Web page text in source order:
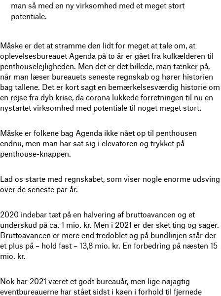
man så med en ny virksomhed med et meget stort
potentiale.
Måske er det at stramme den lidt for meget at tale om, at
oplevelsesbureauet Agenda på to år er gået fra kulkælderen til
penthouselejligheden. Men det er det billede, man tænker på,
når man læser bureauets seneste regnskab og hører historien
bag tallene. Det er kort sagt en bemærkelsesværdig historie om
en rejse fra dyb krise, da corona lukkede forretningen til nu en
nystartet virksomhed med potentiale til noget meget stort.
Måske er folkene bag Agenda ikke nået op til penthousen
endnu, men man har sat sig i elevatoren og trykket på
penthouse-knappen.
Lad os starte med regnskabet, som viser nogle enorme udsving
over de seneste par år.
2020 indebar tæt på en halvering af bruttoavancen og et
underskud på ca. 1 mio. kr. Men i 2021 er der sket ting og sager.
Bruttoavancen er mere end tredoblet og på bundlinjen står der
et plus på – hold fast – 13,8 mio. kr. En forbedring på næsten 15
mio. kr.
Nok har 2021 været et godt bureauår, men lige nøjagtig
eventbureauerne har stået sidst i køen i forhold til fjernede